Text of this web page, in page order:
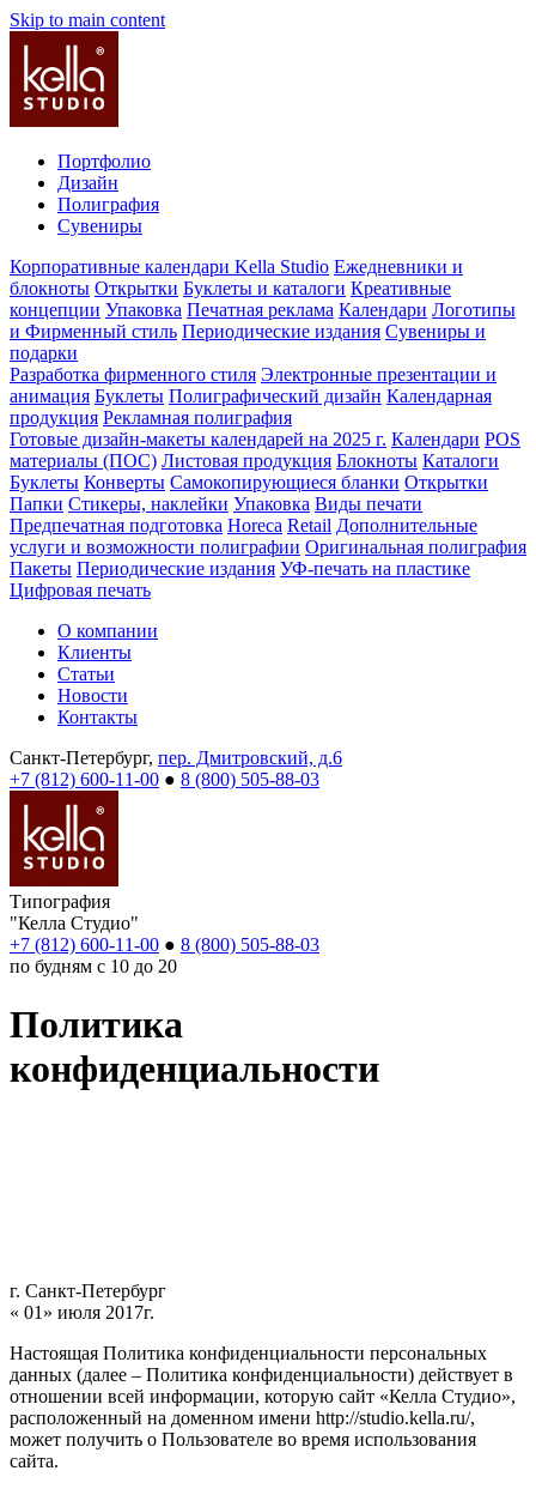
Skip to main content
Портфолио
Дизайн
Полиграфия
Сувениры
Корпоративные календари Kella Studio Ежедневники и
блокноты Открытки Буклеты и каталоги Креативные
концепции Упаковка Печатная реклама Календари Логотипы
и Фирменный стиль Периодические издания Сувениры и
подарки
Разработка фирменного стиля Электронные презентации и
анимация Буклеты Полиграфический дизайн Календарная
продукция Рекламная полиграфия
Готовые дизайн-макеты календарей на 2025 г. Календари POS
материалы (ПОС) Листовая продукция Блокноты Каталоги
Буклеты Конверты Самокопирующиеся бланки Открытки
Папки Стикеры, наклейки Упаковка Виды печати
Предпечатная подготовка Horeca Retail Дополнительные
услуги и возможности полиграфии Оригинальная полиграфия
Пакеты Периодические издания УФ-печать на пластике
Цифровая печать
О компании
Клиенты
Статьи
Новости
Контакты
Санкт-Петербург, пер. Дмитровский, д.6
+7 (812) 600-11-00 ● 8 (800) 505-88-03
Типография
"Келла Студио"
+7 (812) 600-11-00 ● 8 (800) 505-88-03
по будням с 10 до 20
Политика
конфиденциальности
г. Санкт-Петербург
« 01» июля 2017г.
Настоящая Политика конфиденциальности персональных
данных (далее – Политика конфиденциальности) действует в
отношении всей информации, которую сайт «Келла Студио»,
расположенный на доменном имени http://studio.kella.ru/,
может получить о Пользователе во время использования
сайта.